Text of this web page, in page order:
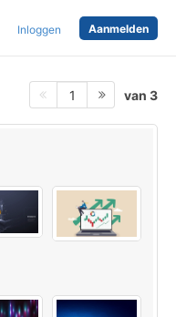
Inloggen Aanmelden
1 van 3